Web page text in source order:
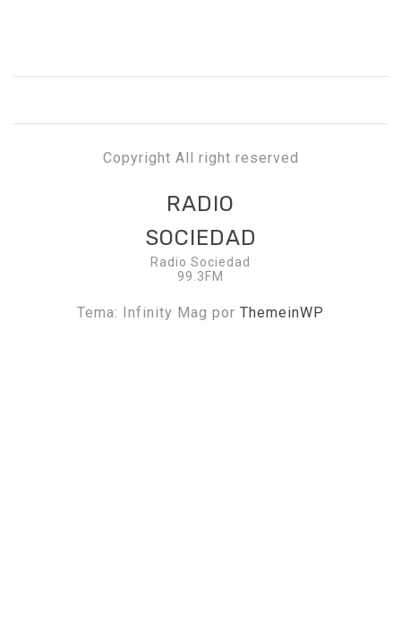
Copyright All right reserved
RADIO
SOCIEDAD
Radio Sociedad
99.3FM
Tema: Infinity Mag por ThemeinWP